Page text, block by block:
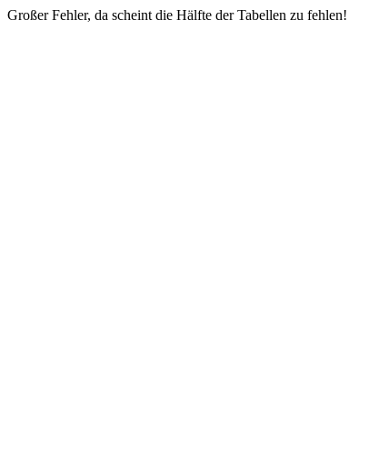
Großer Fehler, da scheint die Hälfte der Tabellen zu fehlen!